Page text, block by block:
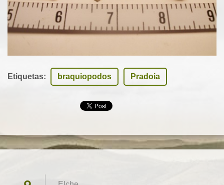
Etiquetas: braquiopodos Pradoia